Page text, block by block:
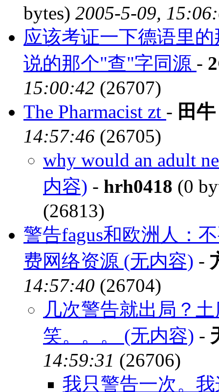
bytes) 2005-5-09,
应该考证一下德语里
说的那个"查"字同源 -
15:00:42 (26707)
The Pharmacist zt - 田牛
14:57:46 (26705)
why would an adult
内容) - hrh0418 (0
(26813)
警告fagus和欧洲人：
费网络资源 (无内容) -
14:57:40 (26704)
几次警告就出局？
笑。。。 (无内容) -
14:59:31 (26706)
我只警告一次。